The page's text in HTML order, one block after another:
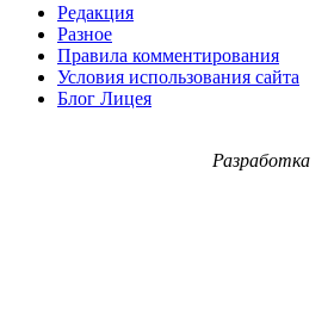
Редакция
Разное
Правила комментирования
Условия использования сайта
Блог Лицея
Разработка